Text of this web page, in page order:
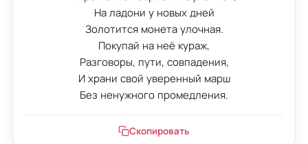
На ладони у новых дней
Золотится монета улочная.
Покупай на неё кураж,
Разговоры, пути, совпадения,
И храни свой уверенный марш
Без ненужного промедления.
Скопировать